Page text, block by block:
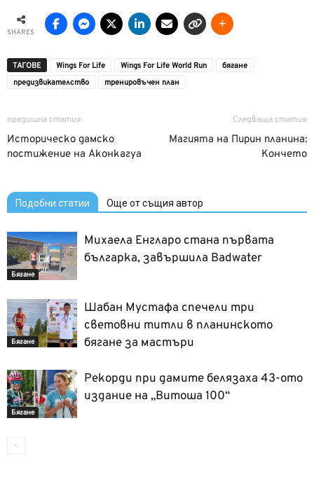
SHARES
ТАГОВЕ Wings For Life Wings For Life World Run
бягане
предизвикателство
тренировъчен план
предишна статия
Историческо дамско
постижение на Аконкагуа
Следваща статия
Магията на Пирин планина:
Кончето
Подобни статии Още от същия автор
Бягане
Михаела Енгларо стана първата
българка, завършила Badwater
Бягане
Шабан Мустафа спечели три
световни титли в планинското
бягане за мастъри
Бягане
Рекорди при дамите белязаха 43-ото
издание на „Витоша 100“